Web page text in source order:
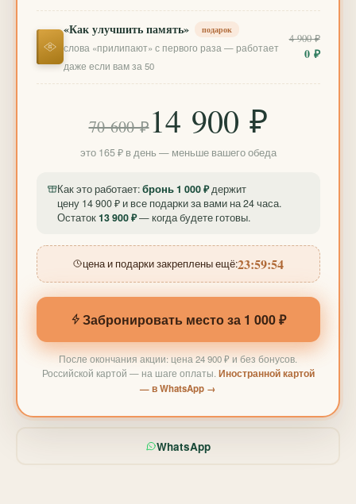
«Как улучшить память» подарок
слова «прилипают» с первого раза — работает
даже если вам за 50
4 900 ₽
0 ₽
70 600 ₽14 900 ₽
это 165 ₽ в день — меньше вашего обеда
Как это работает:бронь 1 000 ₽держит
цену 14 900 ₽ и все подарки за вами на 24 часа.
Остаток13 900 ₽— когда будете готовы.
цена и подарки закреплены ещё:23:59:52
Забронировать место за 1 000 ₽
После окончания акции: цена 24 900 ₽ и без бонусов.
Российской картой — на шаге оплаты. Иностранной картой
— в WhatsApp →
WhatsApp